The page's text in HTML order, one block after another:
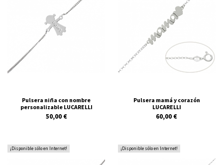
Pulsera niña con nombre
personalizable LUCARELLI
50,00 €
Pulsera mamá y corazón
LUCARELLI
60,00 €
¡Disponible sólo en Internet! ¡Disponible sólo en Internet!